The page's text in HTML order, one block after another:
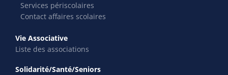
Services périscolaires
Contact affaires scolaires
Vie Associative
Liste des associations
Solidarité/Santé/Seniors